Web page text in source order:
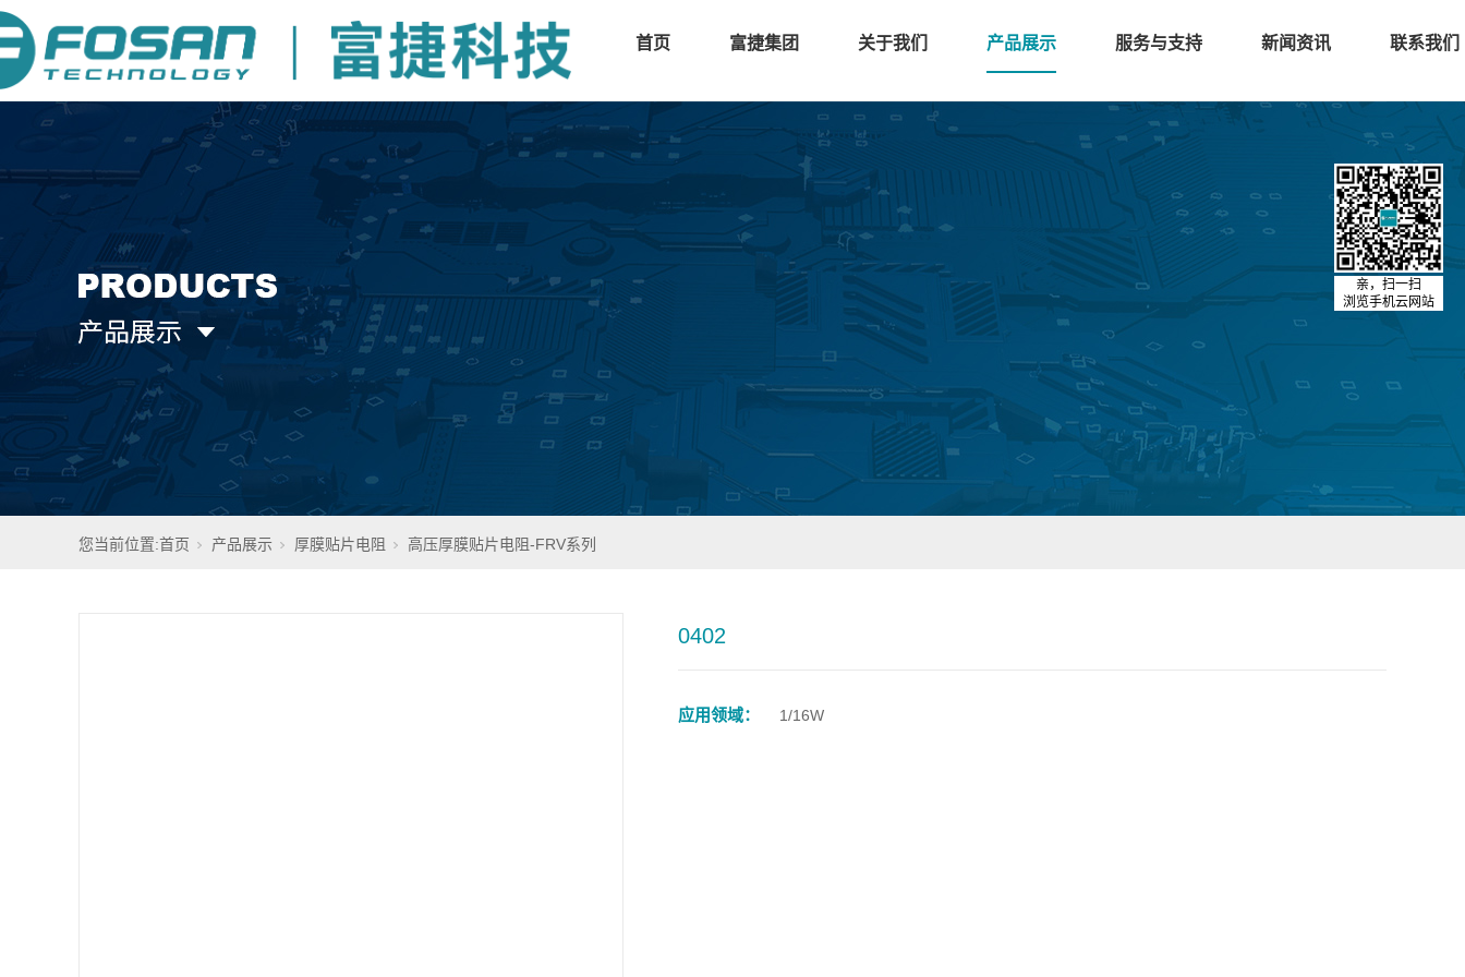
首页 富捷集团 关于我们 产品展示 服务与支持 新闻资讯 联系我们
您当前位置:首页 产品展示 厚膜贴片电阻 高压厚膜贴片电阻-FRV系列
0402
应用领域： 1/16W
亲，扫一扫
浏览手机云网站